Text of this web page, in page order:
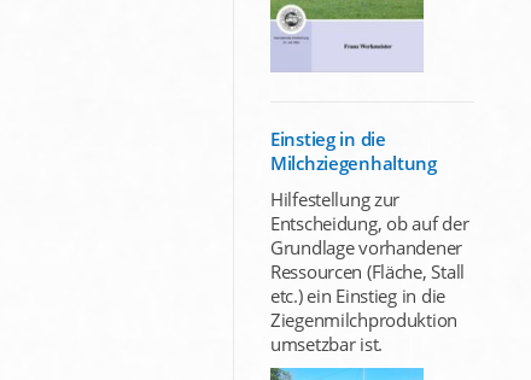
Einstieg in die
Milchziegenhaltung
Hilfestellung zur
Entscheidung, ob auf der
Grundlage vorhandener
Ressourcen (Fläche, Stall
etc.) ein Einstieg in die
Ziegenmilchproduktion
umsetzbar ist.